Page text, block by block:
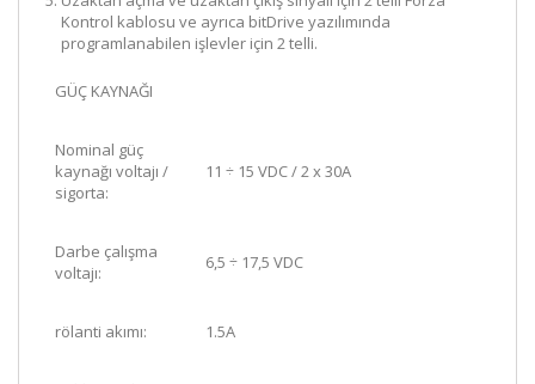
Kontrol kablosu ve ayrıca bitDrive yazılımında
programlanabilen işlevler için 2 telli.
GÜÇ KAYNAĞI
Nominal güç
kaynağı voltajı /
sigorta:
11 ÷ 15 VDC / 2 x 30A
Darbe çalışma
voltajı:
6,5 ÷ 17,5 VDC
rölanti akımı: 1.5A